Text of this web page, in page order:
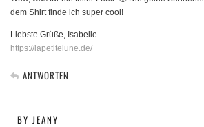
dem Shirt finde ich super cool!
Liebste Grüße, Isabelle
https://lapetitelune.de/
ANTWORTEN
BY JEANY